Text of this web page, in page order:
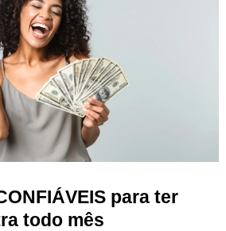
para ter
todo mês